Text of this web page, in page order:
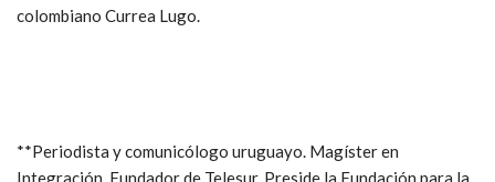
colombiano Currea Lugo.
**Periodista y comunicólogo uruguayo. Magíster en
Integración. Fundador de Telesur. Preside la Fundación para la